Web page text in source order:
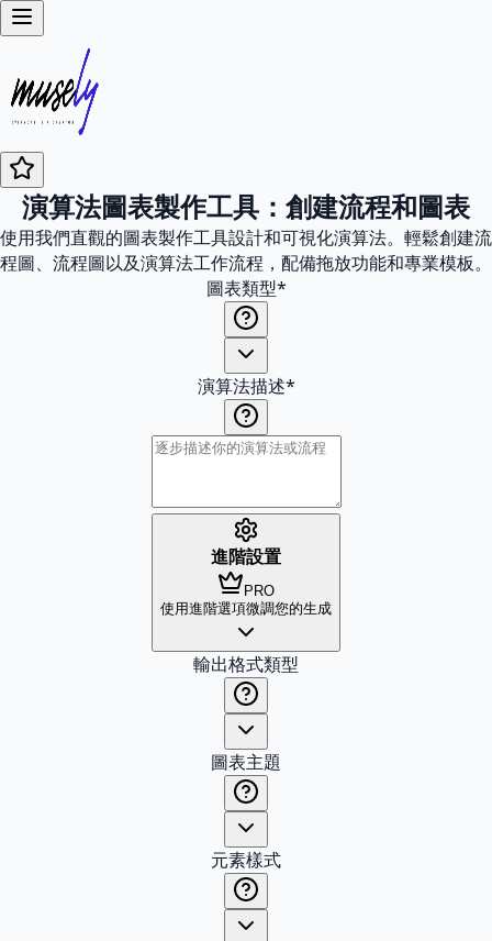
演算法圖表製作工具：創建流程和圖表
使用我們直觀的圖表製作工具設計和可視化演算法。輕鬆創建流
程圖、流程圖以及演算法工作流程，配備拖放功能和專業模板。
圖表類型*
演算法描述*
進階設置
PRO
使用進階選項微調您的生成
輸出格式類型
圖表主題
元素樣式